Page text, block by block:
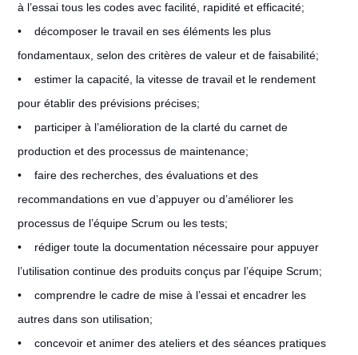
à l’essai tous les codes avec facilité, rapidité et efficacité;
• décomposer le travail en ses éléments les plus
fondamentaux, selon des critères de valeur et de faisabilité;
• estimer la capacité, la vitesse de travail et le rendement
pour établir des prévisions précises;
• participer à l’amélioration de la clarté du carnet de
production et des processus de maintenance;
• faire des recherches, des évaluations et des
recommandations en vue d’appuyer ou d’améliorer les
processus de l’équipe Scrum ou les tests;
• rédiger toute la documentation nécessaire pour appuyer
l’utilisation continue des produits conçus par l’équipe Scrum;
• comprendre le cadre de mise à l’essai et encadrer les
autres dans son utilisation;
• concevoir et animer des ateliers et des séances pratiques